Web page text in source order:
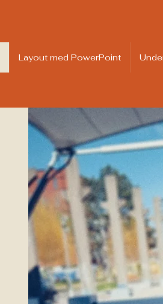
Layout med PowerPoint